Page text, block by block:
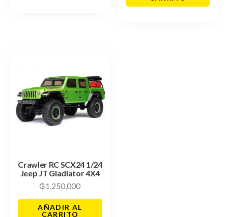
Crawler RC SCX24 1/24
Jeep JT Gladiator 4X4
₲1,250,000
AÑADIR AL
CARRITO